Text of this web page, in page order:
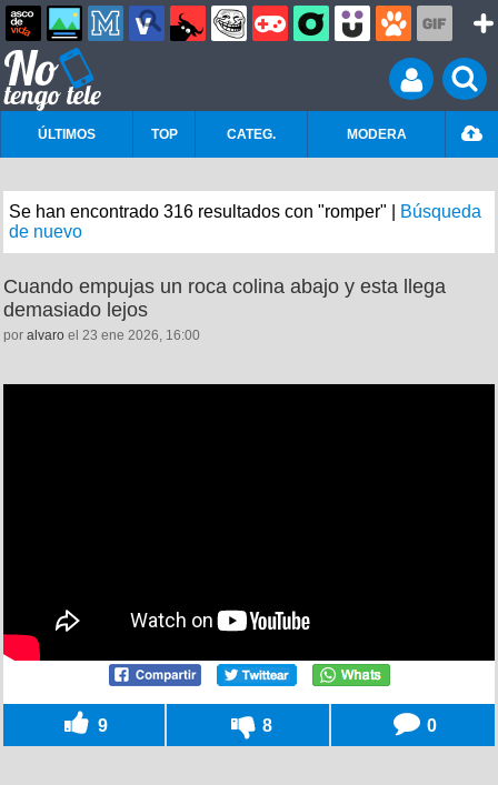
ÚLTIMOS TOP CATEG. MODERA
Se han encontrado 316 resultados con "romper" |
Búsqueda
de nuevo
Cuando empujas un roca colina abajo y esta llega
demasiado lejos
por alvaro el 23 ene 2026, 16:00
9 8 0